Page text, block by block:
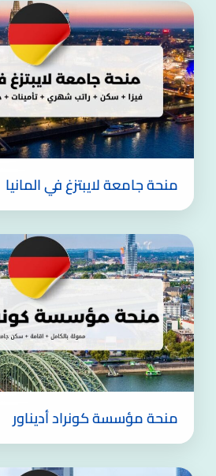
منحة جامعة لايبتزغ في المانيا
منحة مؤسسة كونراد أديناور